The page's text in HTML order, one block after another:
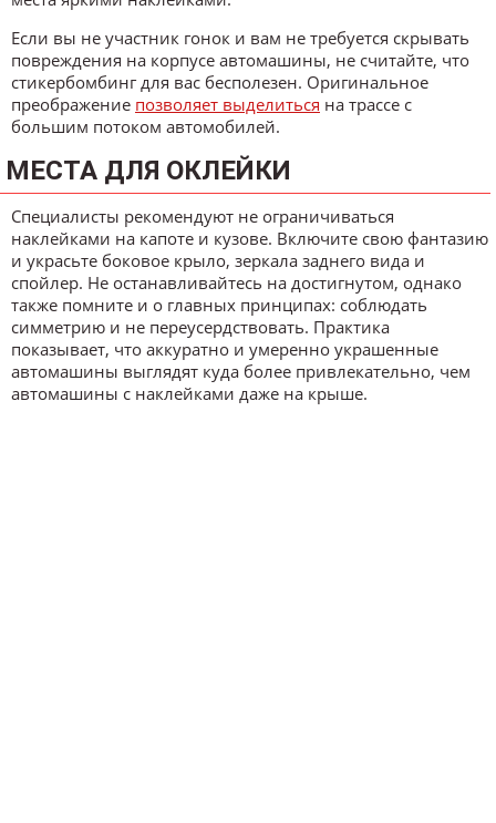
Если вы не участник гонок и вам не требуется скрывать
повреждения на корпусе автомашины, не считайте, что
стикербомбинг для вас бесполезен. Оригинальное
преображение позволяет выделиться на трассе с
большим потоком автомобилей.
МЕСТА ДЛЯ ОКЛЕЙКИ
Специалисты рекомендуют не ограничиваться
наклейками на капоте и кузове. Включите свою фантазию
и украсьте боковое крыло, зеркала заднего вида и
спойлер. Не останавливайтесь на достигнутом, однако
также помните и о главных принципах: соблюдать
симметрию и не переусердствовать. Практика
показывает, что аккуратно и умеренно украшенные
автомашины выглядят куда более привлекательно, чем
автомашины с наклейками даже на крыше.